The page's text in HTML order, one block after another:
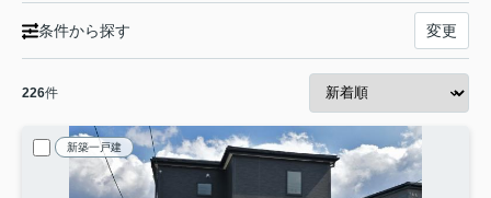
条件から探す 変更
226件
新築一戸建